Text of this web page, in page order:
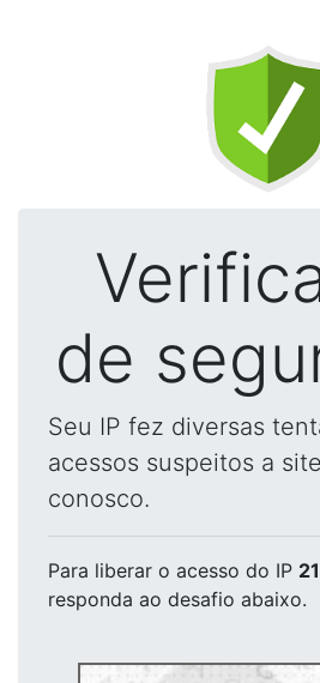
de
Seu IP fez diversas
acessos suspeitos a
conosco.
Para liberar o acesso do IP
responda ao desafio abaixo.